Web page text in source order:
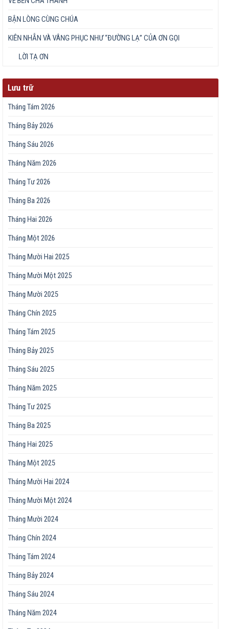
BẬN LÒNG CÙNG CHÚA
KIÊN NHẪN VÀ VÂNG PHỤC NHƯ “ĐƯỜNG LẠ” CỦA ƠN GỌI
LỜI TẠ ƠN
Lưu trữ
Tháng Tám 2026
Tháng Bảy 2026
Tháng Sáu 2026
Tháng Năm 2026
Tháng Tư 2026
Tháng Ba 2026
Tháng Hai 2026
Tháng Một 2026
Tháng Mười Hai 2025
Tháng Mười Một 2025
Tháng Mười 2025
Tháng Chín 2025
Tháng Tám 2025
Tháng Bảy 2025
Tháng Sáu 2025
Tháng Năm 2025
Tháng Tư 2025
Tháng Ba 2025
Tháng Hai 2025
Tháng Một 2025
Tháng Mười Hai 2024
Tháng Mười Một 2024
Tháng Mười 2024
Tháng Chín 2024
Tháng Tám 2024
Tháng Bảy 2024
Tháng Sáu 2024
Tháng Năm 2024